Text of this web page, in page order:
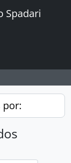
Spadari
por: